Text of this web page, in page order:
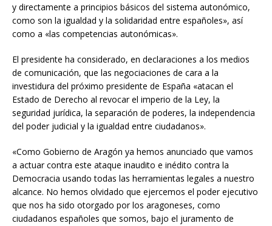
y directamente a principios básicos del sistema autonómico,
como son la igualdad y la solidaridad entre españoles», así
como a «las competencias autonómicas».
El presidente ha considerado, en declaraciones a los medios
de comunicación, que las negociaciones de cara a la
investidura del próximo presidente de España «atacan el
Estado de Derecho al revocar el imperio de la Ley, la
seguridad jurídica, la separación de poderes, la independencia
del poder judicial y la igualdad entre ciudadanos».
«Como Gobierno de Aragón ya hemos anunciado que vamos
a actuar contra este ataque inaudito e inédito contra la
Democracia usando todas las herramientas legales a nuestro
alcance. No hemos olvidado que ejercemos el poder ejecutivo
que nos ha sido otorgado por los aragoneses, como
ciudadanos españoles que somos, bajo el juramento de